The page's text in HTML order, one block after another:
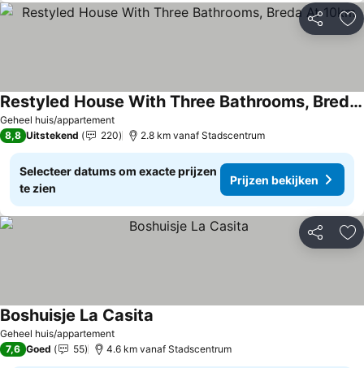
Delen
Geheel huis/appartement
Restyled House With Three Bathrooms, Breda At 10km
8,8 Uitstekend 220 2.8 km vanaf Stadscentrum
Selecteer datums om exacte prijzen
te zien
Prijzen bekijken
Delen
Geheel huis/appartement
Boshuisje La Casita
7,6 Goed 55 4.6 km vanaf Stadscentrum